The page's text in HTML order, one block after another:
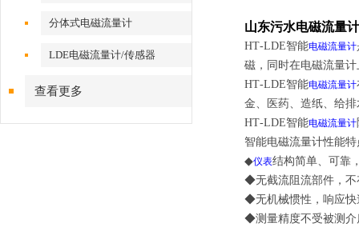
分体式电磁流量计
LDE电磁流量计/传感器
查看更多
山东污水电磁流量
HT-LDE智能电磁流量计
磁，同时在电磁流量
HT-LDE智能电磁流量计
金、医药、造纸、给
HT-LDE智能电磁流量计
智能电磁流量计性能特
◆仪表结构简单、可靠
◆无截流阻流部件，不
◆无机械惯性，响应快
◆测量精度不受被测介